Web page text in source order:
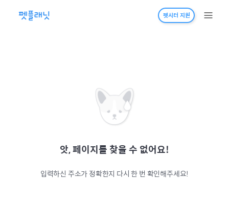
펫시터 지원
앗, 페이지를 찾을 수 없어요!
입력하신 주소가 정확한지 다시 한 번 확인해주세요!